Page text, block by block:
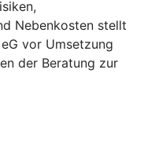
Nebenkosten stellt
vor Umsetzung
der Beratung zur